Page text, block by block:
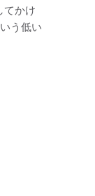
てかけ
う低い